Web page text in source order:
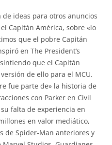
ideas para otros anuncios
Capitán América, sobre «lo
que el pobre Capitán
en The President’s
que el Capitán
de ello para el MCU.
fue parte de» la historia de
con Parker en Civil
falta de experiencia en
en valor mediático,
de Spider-Man anteriores y